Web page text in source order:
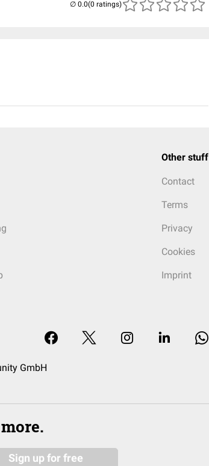
(0 ratings)
Other stuff
Contact
Terms
Privacy
Cookies
Imprint
GmbH
Sign up for free